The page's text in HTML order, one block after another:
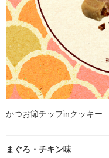
かつお節チップinクッキー
まぐろ・チキン味